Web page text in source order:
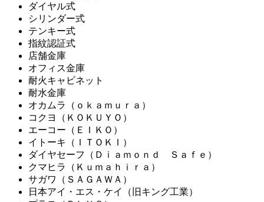
ダイヤル式
シリンダー式
テンキー式
指紋認証式
店舗金庫
オフィス金庫
耐火キャビネット
耐水金庫
オカムラ（ｏｋａｍｕｒａ）
コクヨ（ＫＯＫＵＹＯ）
エーコー（ＥＩＫＯ）
イトーキ（ＩＴＯＫＩ）
ダイヤセーフ（Ｄｉａｍｏｎｄ Ｓａｆｅ）
クマヒラ（Ｋｕｍａｈｉｒａ）
サガワ（ＳＡＧＡＷＡ）
日本アイ・エス・ケイ（旧キング工業）